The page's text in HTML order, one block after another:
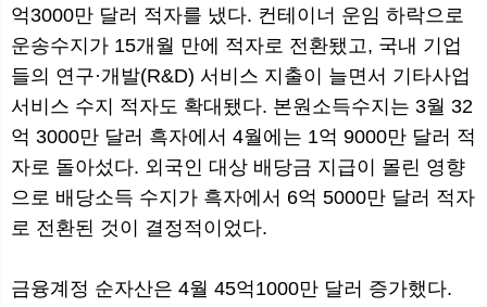
억3000만 달러 적자를 냈다. 컨테이너 운임 하락으로
운송수지가 15개월 만에 적자로 전환됐고, 국내 기업
들의 연구·개발(R&D) 서비스 지출이 늘면서 기타사업
서비스 수지 적자도 확대됐다. 본원소득수지는 3월 32
억 3000만 달러 흑자에서 4월에는 1억 9000만 달러 적
자로 돌아섰다. 외국인 대상 배당금 지급이 몰린 영향
으로 배당소득 수지가 흑자에서 6억 5000만 달러 적자
로 전환된 것이 결정적이었다.
금융계정 순자산은 4월 45억1000만 달러 증가했다.